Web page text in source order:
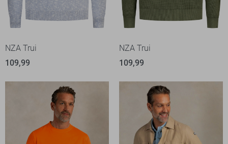
NZA Trui
109,99
NZA Trui
109,99